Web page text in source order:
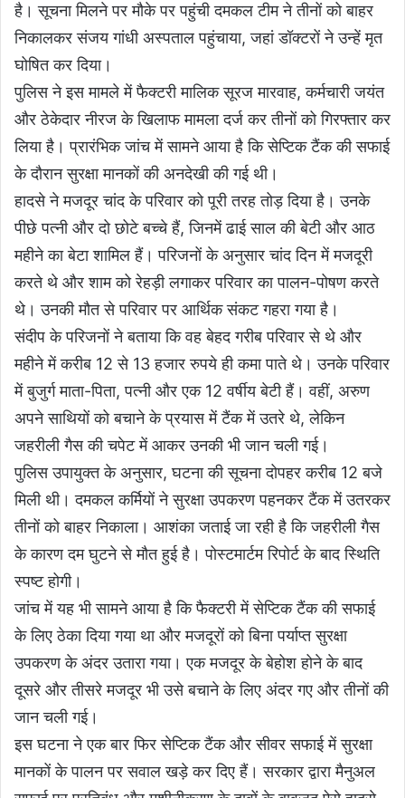
है। सूचना मिलने पर मौके पर पहुंची दमकल टीम ने तीनों को बाहर
निकालकर संजय गांधी अस्पताल पहुंचाया, जहां डॉक्टरों ने उन्हें मृत
घोषित कर दिया।
पुलिस ने इस मामले में फैक्टरी मालिक सूरज मारवाह, कर्मचारी जयंत
और ठेकेदार नीरज के खिलाफ मामला दर्ज कर तीनों को गिरफ्तार कर
लिया है। प्रारंभिक जांच में सामने आया है कि सेप्टिक टैंक की सफाई
के दौरान सुरक्षा मानकों की अनदेखी की गई थी।
हादसे ने मजदूर चांद के परिवार को पूरी तरह तोड़ दिया है। उनके
पीछे पत्नी और दो छोटे बच्चे हैं, जिनमें ढाई साल की बेटी और आठ
महीने का बेटा शामिल हैं। परिजनों के अनुसार चांद दिन में मजदूरी
करते थे और शाम को रेहड़ी लगाकर परिवार का पालन-पोषण करते
थे। उनकी मौत से परिवार पर आर्थिक संकट गहरा गया है।
संदीप के परिजनों ने बताया कि वह बेहद गरीब परिवार से थे और
महीने में करीब 12 से 13 हजार रुपये ही कमा पाते थे। उनके परिवार
में बुजुर्ग माता-पिता, पत्नी और एक 12 वर्षीय बेटी हैं। वहीं, अरुण
अपने साथियों को बचाने के प्रयास में टैंक में उतरे थे, लेकिन
जहरीली गैस की चपेट में आकर उनकी भी जान चली गई।
पुलिस उपायुक्त के अनुसार, घटना की सूचना दोपहर करीब 12 बजे
मिली थी। दमकल कर्मियों ने सुरक्षा उपकरण पहनकर टैंक में उतरकर
तीनों को बाहर निकाला। आशंका जताई जा रही है कि जहरीली गैस
के कारण दम घुटने से मौत हुई है। पोस्टमार्टम रिपोर्ट के बाद स्थिति
स्पष्ट होगी।
जांच में यह भी सामने आया है कि फैक्टरी में सेप्टिक टैंक की सफाई
के लिए ठेका दिया गया था और मजदूरों को बिना पर्याप्त सुरक्षा
उपकरण के अंदर उतारा गया। एक मजदूर के बेहोश होने के बाद
दूसरे और तीसरे मजदूर भी उसे बचाने के लिए अंदर गए और तीनों की
जान चली गई।
इस घटना ने एक बार फिर सेप्टिक टैंक और सीवर सफाई में सुरक्षा
मानकों के पालन पर सवाल खड़े कर दिए हैं। सरकार द्वारा मैनुअल